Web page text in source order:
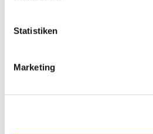
Statistiken
Marketing